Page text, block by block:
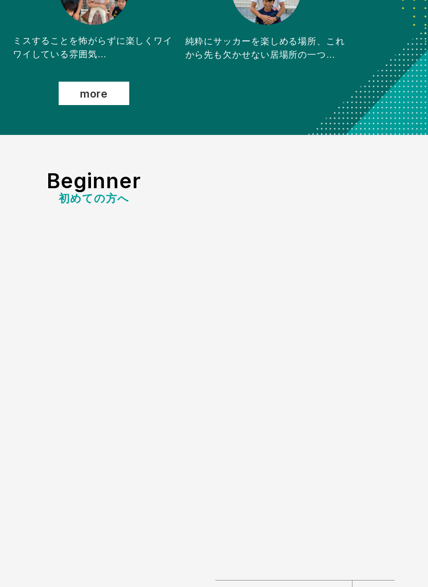
ミスすることを怖がらずに楽しくワイ
ワイしている雰囲気…
純粋にサッカーを楽しめる場所、これ
から先も欠かせない居場所の一つ…
more
Beginner
初めての方へ